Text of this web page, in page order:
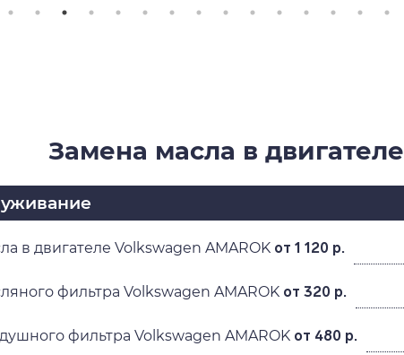
Замена масла в двигателе
в двигателе Volkswagen AMAROK от 1 120 р.
фильтра Volkswagen AMAROK от 320 р.
фильтра Volkswagen AMAROK от 480 р.